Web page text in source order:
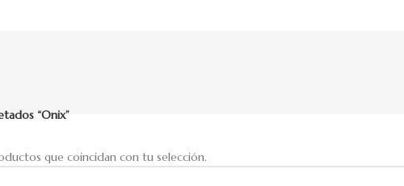
“Onix”
que coincidan con tu selección.